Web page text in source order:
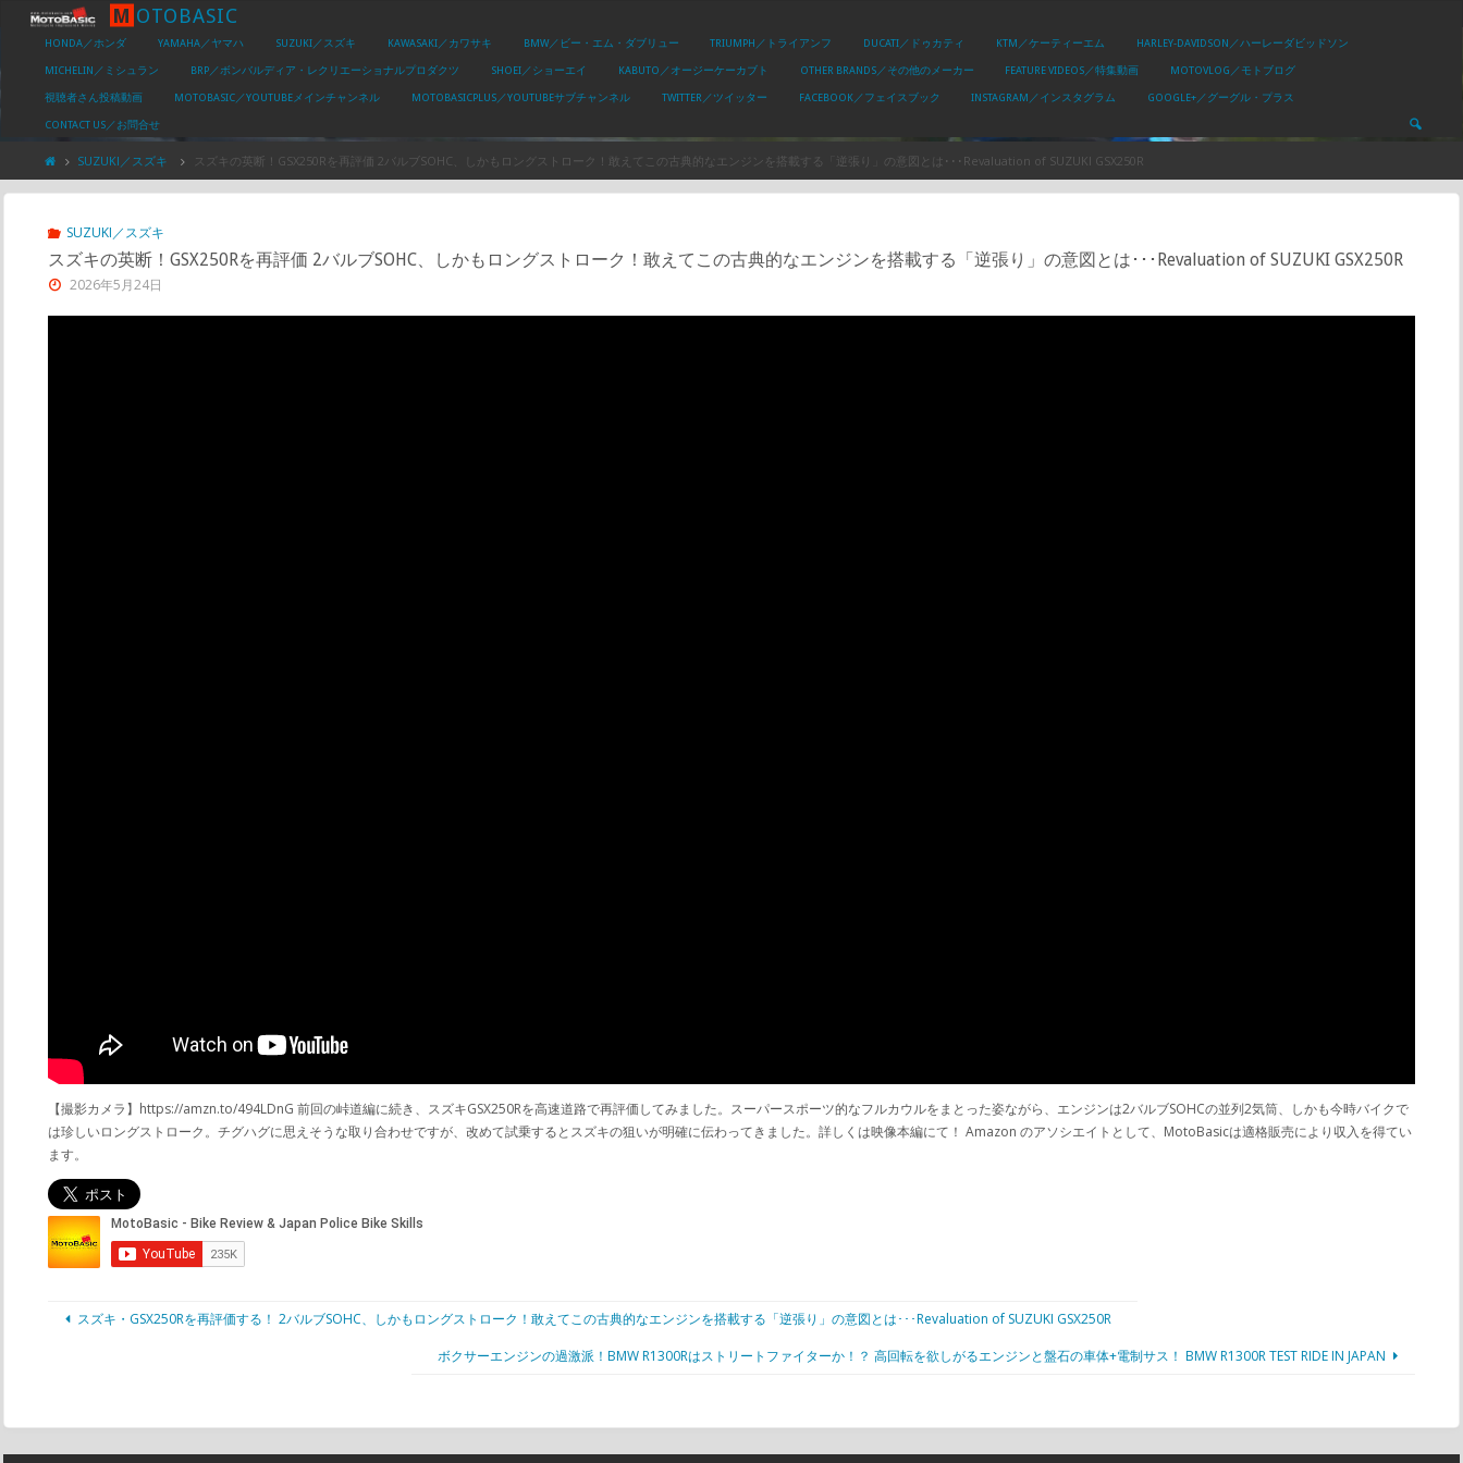
M OTOBASIC
HONDA／ホンダ YAMAHA／ヤマハ SUZUKI／スズキ KAWASAKI／カワサキ BMW／ビー・エム・ダブリュー TRIUMPH／トライアンフ DUCATI／ドゥカティ KTM／ケーティーエム HARLEY-DAVIDSON／ハーレーダビッドソン
MICHELIN／ミシュラン BRP／ボンバルディア・レクリエーショナルプロダクツ SHOEI／ショーエイ KABUTO／オージーケーカブト OTHER BRANDS／その他のメーカー FEATURE VIDEOS／特集動画 MOTOVLOG／モトブログ
視聴者さん投稿動画 MOTOBASIC／YOUTUBEメインチャンネル MOTOBASICPLUS／YOUTUBEサブチャンネル TWITTER／ツイッター FACEBOOK／フェイスブック INSTAGRAM／インスタグラム GOOGLE+／グーグル・プラス
CONTACT US／お問合せ
SUZUKI／スズキ スズキの英断！GSX250Rを再評価 2バルブSOHC、しかもロングストローク！敢えてこの古典的なエンジンを搭載する「逆張り」の意図とは･･･Revaluation of SUZUKI GSX250R
SUZUKI／スズキ
スズキの英断！GSX250Rを再評価 2バルブSOHC、しかもロングストローク！敢えてこの古典的なエンジンを搭載する「逆張り」の意図とは･･･Revaluation of SUZUKI GSX250R
2026年5月24日
【撮影カメラ】https://amzn.to/494LDnG 前回の峠道編に続き、スズキGSX250Rを高速道路で再評価してみました。スーパースポーツ的なフルカウルをまとった姿ながら、エンジンは2バルブSOHCの並列2気筒、しかも今時バイクで
は珍しいロングストローク。チグハグに思えそうな取り合わせですが、改めて試乗するとスズキの狙いが明確に伝わってきました。詳しくは映像本編にて！ Amazon のアソシエイトとして、MotoBasicは適格販売により収入を得てい
ます。
スズキ・GSX250Rを再評価する！ 2バルブSOHC、しかもロングストローク！敢えてこの古典的なエンジンを搭載する「逆張り」の意図とは･･･Revaluation of SUZUKI GSX250R
ボクサーエンジンの過激派！BMW R1300Rはストリートファイターか！？ 高回転を欲しがるエンジンと盤石の車体+電制サス！ BMW R1300R TEST RIDE IN JAPAN